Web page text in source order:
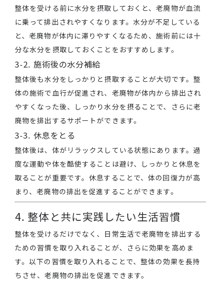
整体を受ける前に水分を摂取しておくと、老廃物が血流
に乗って排出されやすくなります。水分が不足している
と、老廃物が体内に滞りやすくなるため、施術前には十
分な水分を摂取しておくことをおすすめします。
3-2. 施術後の水分補給
整体後も水分をしっかりと摂取することが大切です。整
体の施術で血行が促進され、老廃物が体内から排出され
やすくなった後、しっかり水分を摂ることで、さらに老
廃物を排出するサポートができます。
3-3. 休息をとる
整体後は、体がリラックスしている状態にあります。過
度な運動や体を酷使することは避け、しっかりと休息を
取ることが重要です。休息することで、体の回復力が高
まり、老廃物の排出を促進することができます。
4. 整体と共に実践したい生活習慣
整体を受けるだけでなく、日常生活で老廃物を排出する
ための習慣を取り入れることが、さらに効果を高めま
す。以下の習慣を取り入れることで、整体の効果を長持
ちさせ、老廃物の排出を促進できます。